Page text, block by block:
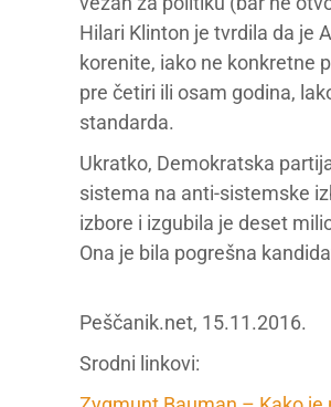
Hilari Klinton je tvrdila da je
korenite, iako ne konkretne
pre četiri ili osam godina,
standarda.
Ukratko, Demokratska
sistema na anti-sistemske
izbore i izgubila je deset
Ona je bila pogrešna
Peščanik.net, 15.11.2016.
Srodni linkovi: